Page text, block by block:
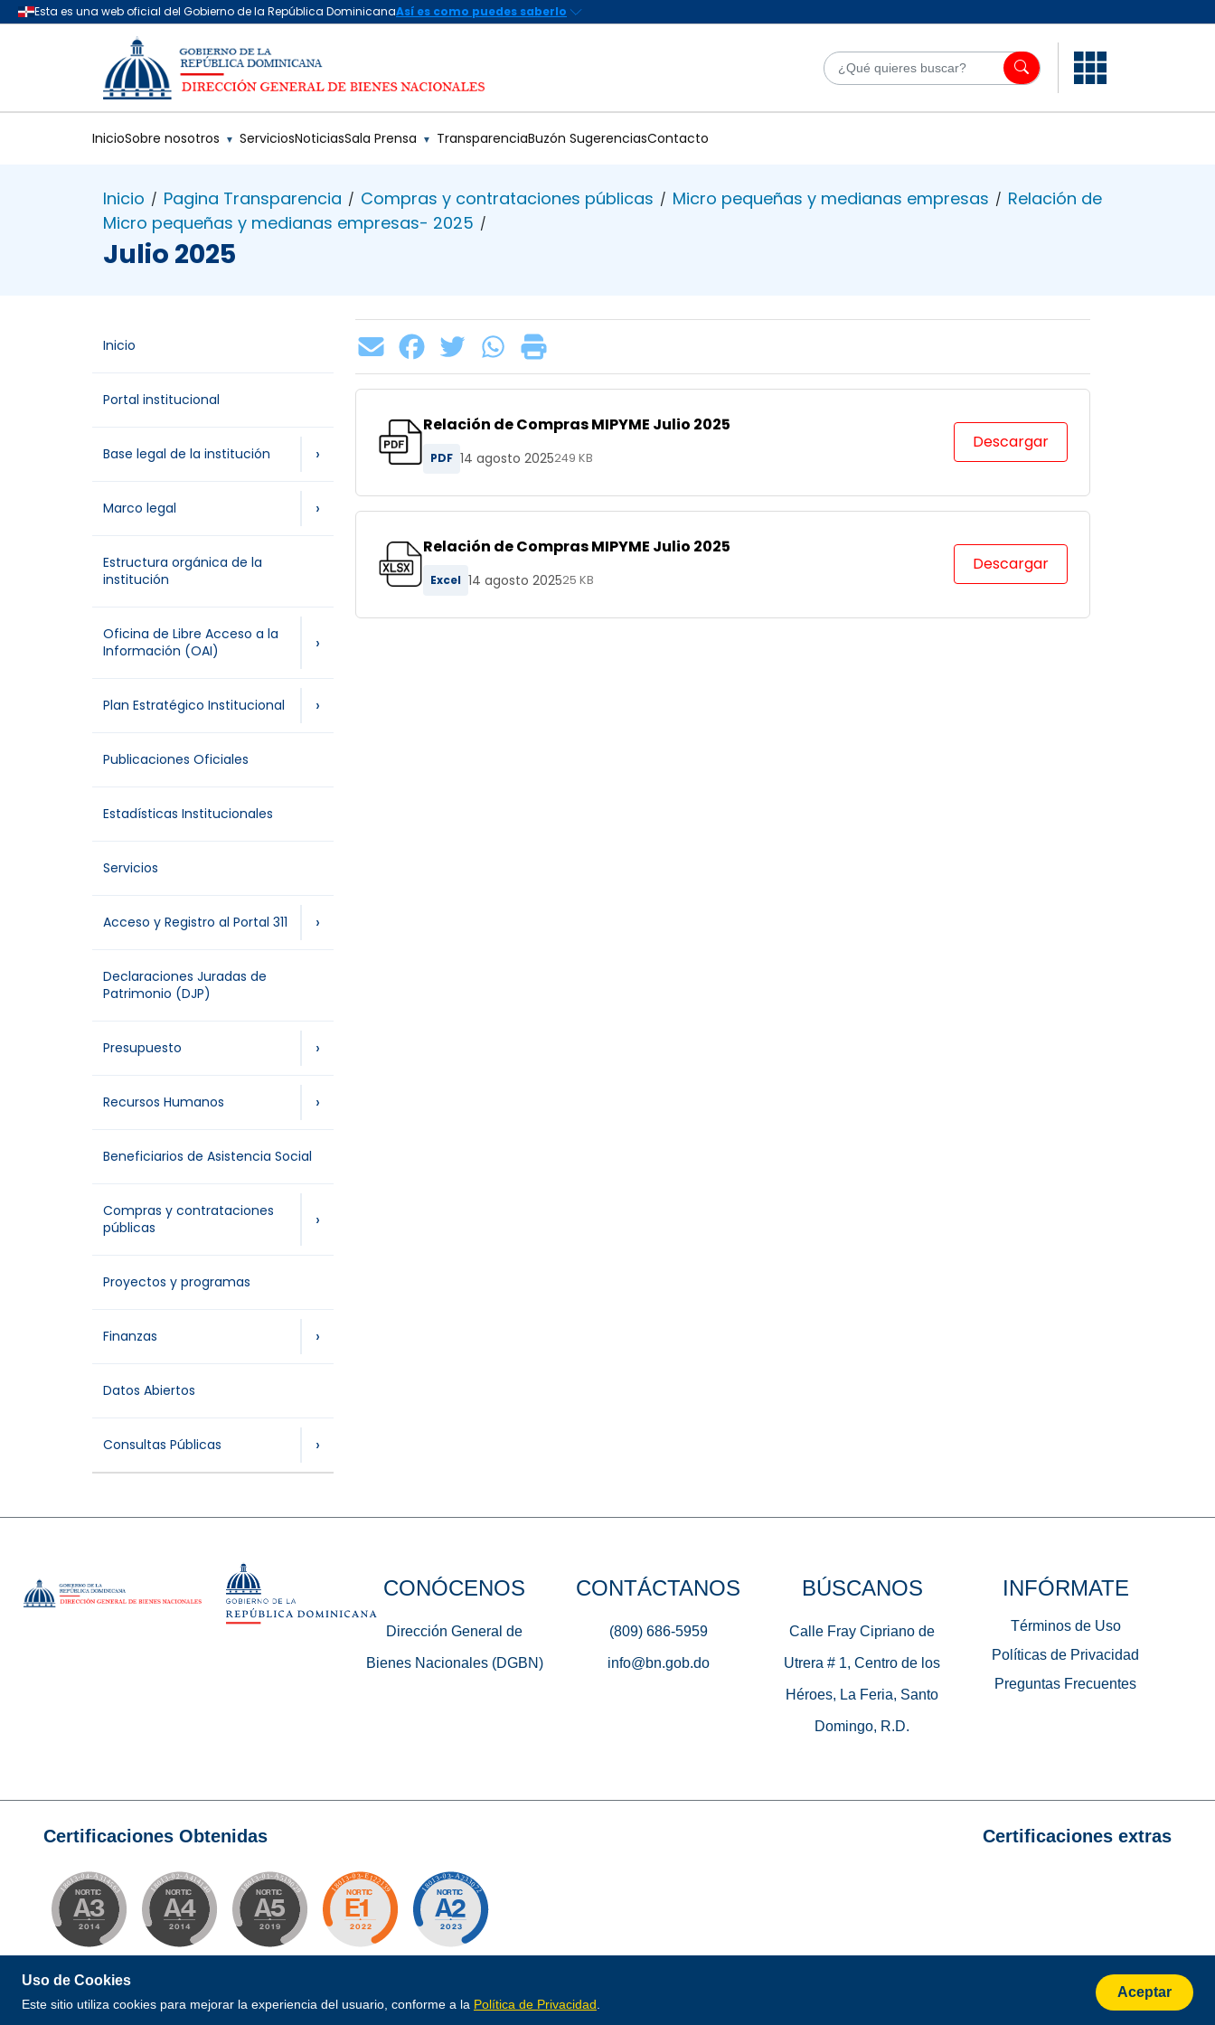
Saltar al contenido principal
InicioSobre nosotros ▼ ServiciosNoticiasSala Prensa ▼ TransparenciaBuzón SugerenciasContacto
Inicio / Pagina Transparencia / Compras y contrataciones públicas / Micro pequeñas y medianas empresas / Relación de
Micro pequeñas y medianas empresas- 2025 /
Julio 2025
Inicio
Portal institucional
Base legal de la institución ›
Marco legal ›
Estructura orgánica de la
institución
Oficina de Libre Acceso a la
Información (OAI)
›
Plan Estratégico Institucional ›
Publicaciones Oficiales
Estadísticas Institucionales
Servicios
Acceso y Registro al Portal 311 ›
Declaraciones Juradas de
Patrimonio (DJP)
Presupuesto ›
Recursos Humanos ›
Beneficiarios de Asistencia Social
Compras y contrataciones
públicas
›
Proyectos y programas
Finanzas ›
Datos Abiertos
Consultas Públicas ›
Relación de Compras MIPYME Julio 2025
PDF 14 agosto 2025249 KB
Descargar
Relación de Compras MIPYME Julio 2025
Excel 14 agosto 202525 KB
Descargar
CONÓCENOS
Dirección General de
Bienes Nacionales (DGBN)
CONTÁCTANOS
(809) 686-5959
info@bn.gob.do
BÚSCANOS
Calle Fray Cipriano de
Utrera # 1, Centro de los
Héroes, La Feria, Santo
Domingo, R.D.
INFÓRMATE
Términos de Uso
Políticas de Privacidad
Preguntas Frecuentes
Certificaciones Obtenidas Certificaciones extras
© 2026 Todos los Derechos Reservados. Desarrollado por
Uso de Cookies
Este sitio utiliza cookies para mejorar la experiencia del usuario, conforme a la Política de Privacidad
Aceptar